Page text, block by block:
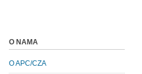
O NAMA
O APC/CZA